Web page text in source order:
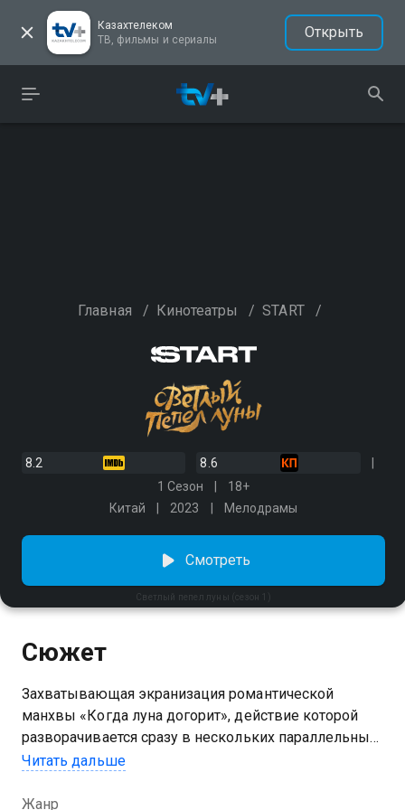
Казахтелеком
ТВ, фильмы и сериалы
Открыть
Главная / Кинотеатры / START /
8.2
8.6
1 Сезон
18+
Китай
2023 Мелодрамы
Светлый пепел луны (сезон 1)
Смотреть
Сюжет
Захватывающая экранизация романтической
манхвы «Когда луна догорит», действие которой
разворачивается сразу в нескольких параллельных
мирах. 1 сезон сериала «Светлый пепел луны»
последовательница бессмертного клана Хэнъян и
Читать дальше
Жанр